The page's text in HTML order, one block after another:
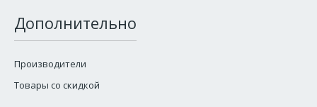
Дополнительно
Производители
Товары со скидкой